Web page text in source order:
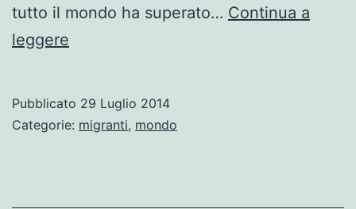
tutto il mondo ha superato… Continua a
leggere
alla
Pubblicato 29 Luglio 2014
Categorie: migranti, mondo